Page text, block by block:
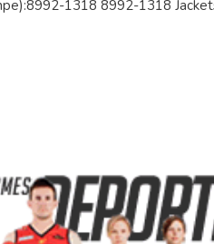
tica Naomy Valle pierde en Canadá